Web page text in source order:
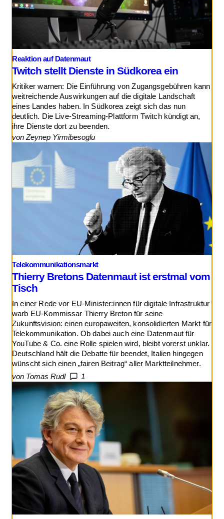
Reaktion auf Datenmaut
Twitch stellt Dienste in Südkorea ein
Kritiker warnen: Die Einführung von Zugangsgebühren kann
weitreichende Auswirkungen auf die digitale Landschaft
eines Landes haben. In Südkorea zeigt sich das nun
deutlich. Die Live-Streaming-Plattform Twitch kündigt an,
ihre Dienste dort zu beenden.
von Zeynep Yirmibesoglu
Telekommunikationsmarkt
Thierry Bretons Datenmaut ist erstmal vom
Tisch
In einer Rede vor EU-Minister:innen für digitale Infrastruktur
warb EU-Kommissar Thierry Breton für seine
Zukunftsvision: einen europaweiten, konsolidierten Markt für
Telekommunikation. Ob dabei auch eine Datenmaut für
YouTube & Co. eine Rolle spielen wird, bleibt vorerst unklar.
Deutschland hält die Debatte für beendet, Italien hingegen
wünscht sich einen „fairen Beitrag“ aller Marktteilnehmer.
von Tomas Rudl
1